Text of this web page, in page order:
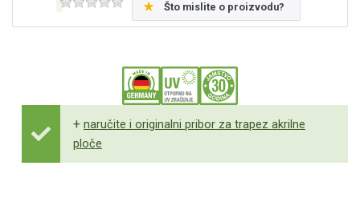
Što mislite o proizvodu?
+ naručite i originalni pribor za trapez akrilne
ploče